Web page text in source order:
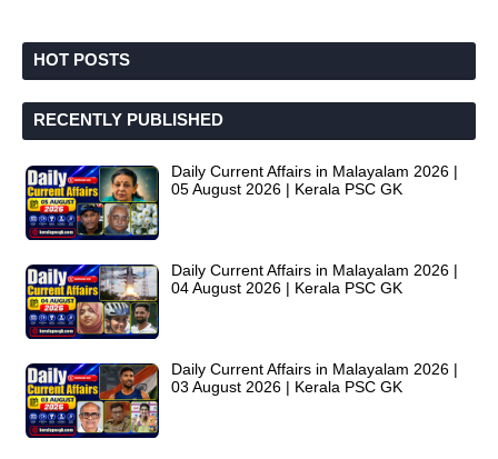
HOT POSTS
RECENTLY PUBLISHED
Daily Current Affairs in Malayalam 2026 |
05 August 2026 | Kerala PSC GK
Daily Current Affairs in Malayalam 2026 |
04 August 2026 | Kerala PSC GK
Daily Current Affairs in Malayalam 2026 |
03 August 2026 | Kerala PSC GK